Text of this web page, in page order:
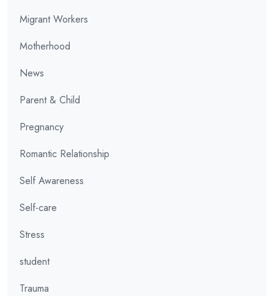
Migrant Workers
Motherhood
News
Parent & Child
Pregnancy
Romantic Relationship
Self Awareness
Self-care
Stress
student
Trauma